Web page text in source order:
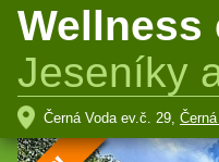
Wellness
Jeseníky
Černá Voda ev.č. 29,